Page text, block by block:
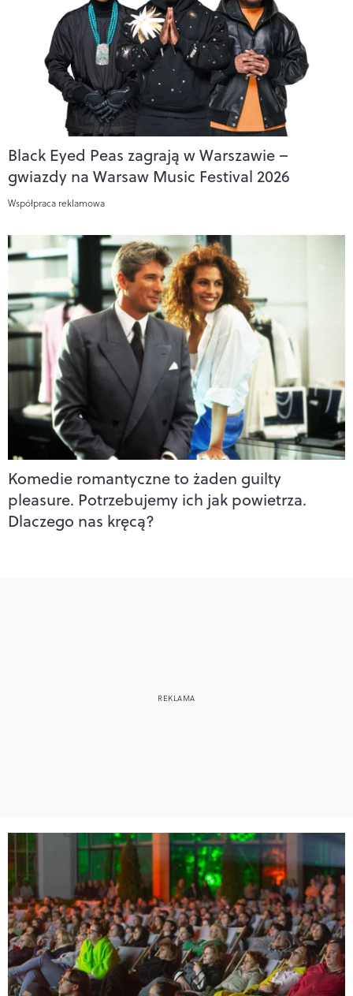
Black Eyed Peas zagrają w Warszawie –
gwiazdy na Warsaw Music Festival 2026
Współpraca reklamowa
Komedie romantyczne to żaden guilty
pleasure. Potrzebujemy ich jak powietrza.
Dlaczego nas kręcą?